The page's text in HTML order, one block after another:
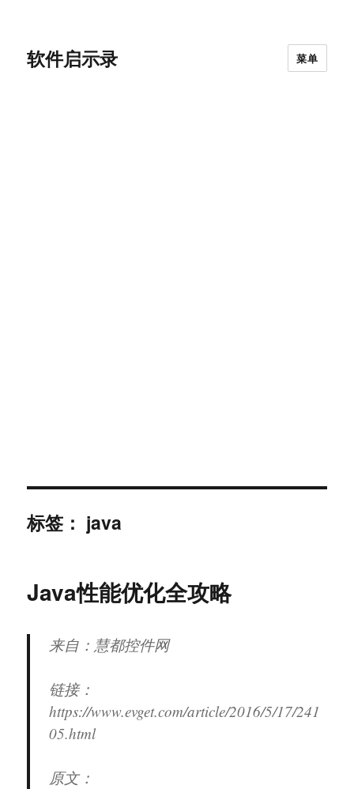
软件启示录 菜单
标签： java
Java性能优化全攻略
来自：慧都控件网
链接：
https://www.evget.com/article/2016/5/17/241
05.html
原文：